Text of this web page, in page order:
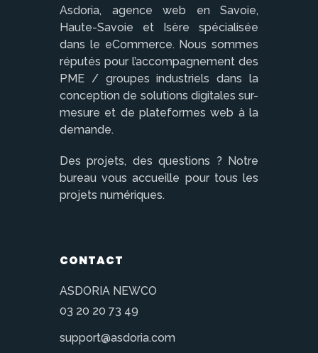
Asdoria, agence web en Savoie,
Haute-Savoie et Isère spécialisée
dans le eCommerce. Nous sommes
réputés pour l’accompagnement des
PME / groupes industriels dans la
conception de solutions digitales sur-
mesure et de plateformes web à la
demande.
Des projets, des questions ? Notre
bureau vous accueille pour tous les
projets numériques.
CONTACT
ASDORIA NEWCO
03 20 20 73 49
support@asdoria.com